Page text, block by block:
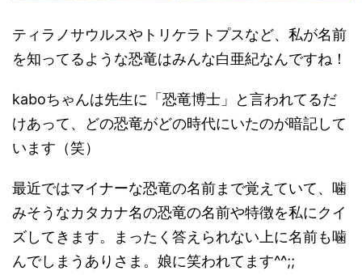
ティラノサウルスやトリケラトプスなど、私が名前
を知ってるような恐竜はみんな白亜紀なんですね！
kaboちゃんは先生に「恐竜博士」と言われてるだ
けあって、どの恐竜がどの時代にいたのが暗記して
います（笑）
最近ではマイナーな恐竜の名前まで覚えていて、噛
みそうなカタカナ名の恐竜の名前や特徴を私にクイ
ズしてきます。まったく答えられない上に名前も噛
んでしまうありさま。娘に笑われてます^^;;